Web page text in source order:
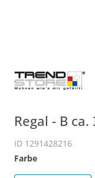
Regal - B
ID 1291428216
Farbe